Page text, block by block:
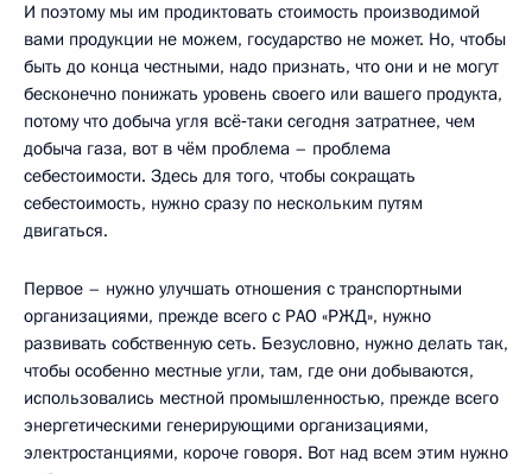
И поэтому мы им продиктовать стоимость производимой
вами продукции не можем, государство не может. Но, чтобы
быть до конца честными, надо признать, что они и не могут
бесконечно понижать уровень своего или вашего продукта,
потому что добыча угля всё‑таки сегодня затратнее, чем
добыча газа, вот в чём проблема – проблема
себестоимости. Здесь для того, чтобы сокращать
себестоимость, нужно сразу по нескольким путям
двигаться.
Первое – нужно улучшать отношения с транспортными
организациями, прежде всего с РАО «РЖД», нужно
развивать собственную сеть. Безусловно, нужно делать так,
чтобы особенно местные угли, там, где они добываются,
использовались местной промышленностью, прежде всего
энергетическими генерирующими организациями,
электростанциями, короче говоря. Вот над всем этим нужно